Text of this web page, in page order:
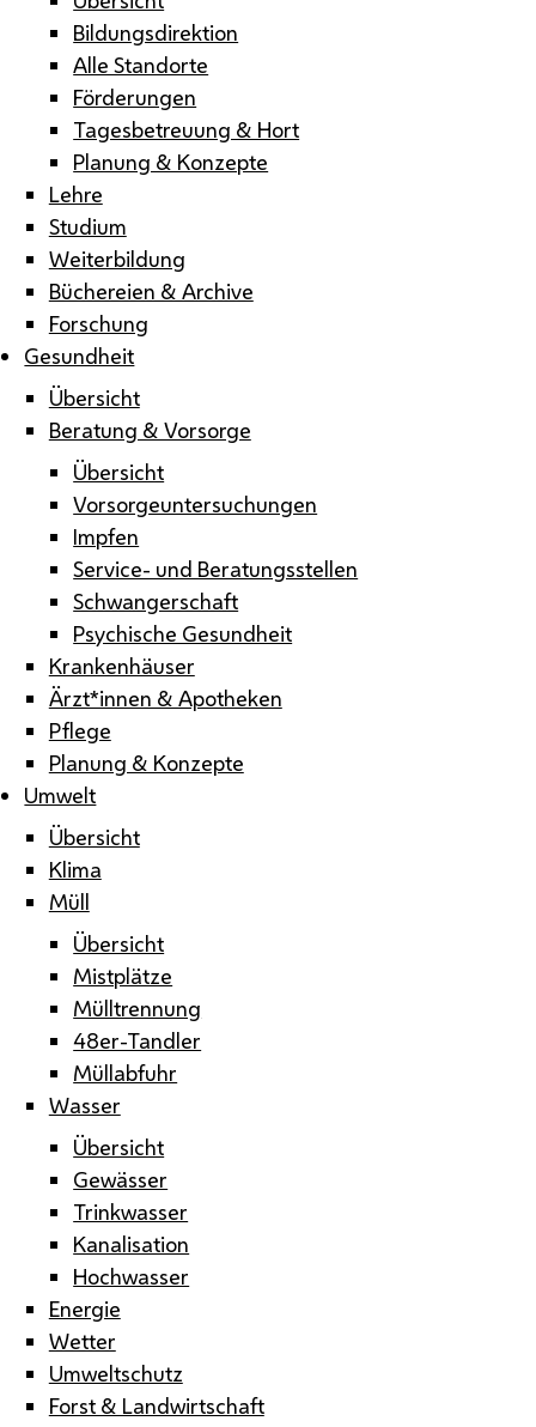
Bildungsdirektion
Alle Standorte
Förderungen
Tagesbetreuung & Hort
Planung & Konzepte
Lehre
Studium
Weiterbildung
Büchereien & Archive
Forschung
Gesundheit
Übersicht
Beratung & Vorsorge
Übersicht
Vorsorgeuntersuchungen
Impfen
Service- und Beratungsstellen
Schwangerschaft
Psychische Gesundheit
Krankenhäuser
Ärzt*innen & Apotheken
Pflege
Planung & Konzepte
Umwelt
Übersicht
Klima
Müll
Übersicht
Mistplätze
Mülltrennung
48er-Tandler
Müllabfuhr
Wasser
Übersicht
Gewässer
Trinkwasser
Kanalisation
Hochwasser
Energie
Wetter
Umweltschutz
Forst & Landwirtschaft